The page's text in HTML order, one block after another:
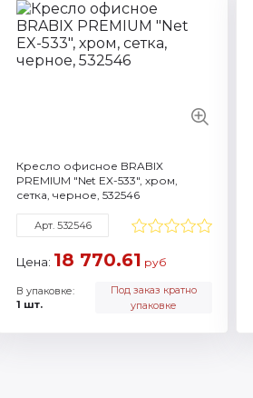
Артикул: 532547
Смотреть все характеристики
Кресло офисное BRABIX
PREMIUM "Net EX-533", хром,
сетка, черное, 532546
Арт. 532546
Цена: 18 770.61 руб
В упаковке:
1 шт.
Под заказ кратно
упаковке